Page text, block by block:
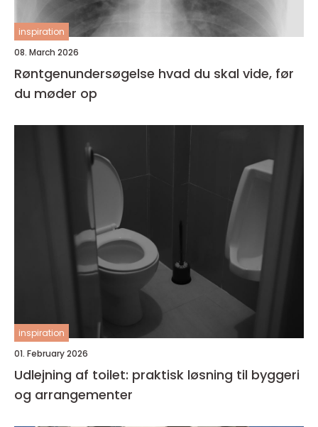
inspiration
08. March 2026
Røntgenundersøgelse hvad du skal vide, før
du møder op
inspiration
01. February 2026
Udlejning af toilet: praktisk løsning til byggeri
og arrangementer